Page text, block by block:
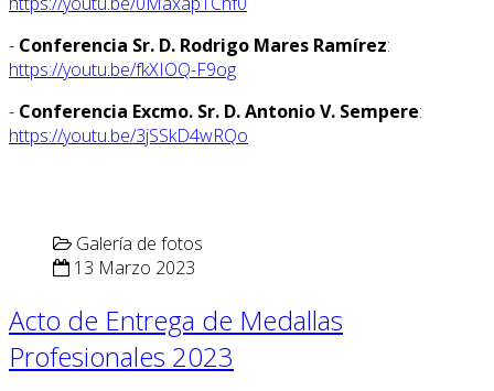
- Conferencia Sr. D. Rodrigo Mares Ramírez:
https://youtu.be/fkXIOQ-F9og
- Conferencia Excmo. Sr. D. Antonio V. Sempere:
https://youtu.be/3jSSkD4wRQo
Galería de fotos
13 Marzo 2023
Acto de Entrega de Medallas
Profesionales 2023